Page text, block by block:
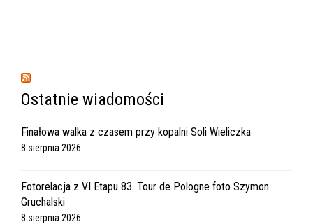
Ostatnie wiadomości
Finałowa walka z czasem przy kopalni Soli Wieliczka
8 sierpnia 2026
Fotorelacja z VI Etapu 83. Tour de Pologne foto Szymon
Gruchalski
8 sierpnia 2026